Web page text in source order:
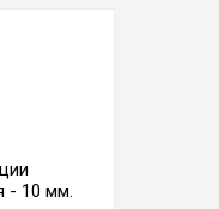
- 10 мм.